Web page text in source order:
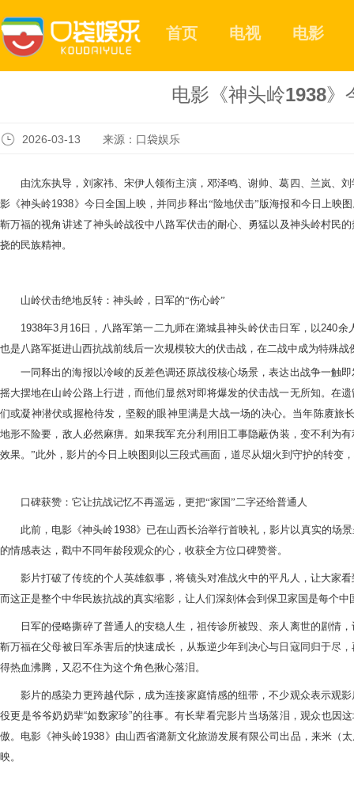
首页 电视 电影
电影《神头岭1938
2026-03-13 来源：口袋娱乐
由沈东执导，刘家祎、宋伊人领衔主演，邓泽鸣、谢帅、葛四、兰岚、
影《神头岭1938》今日全国上映 ，并同步释出“险地伏击”版海报和今日上映
靳万福的视角讲述了神头岭战役中八路军伏击的耐心、勇猛以及神头岭村民的
挠的民族精神。
山岭伏击绝地反转：神头岭，日军的“伤心岭”
1938年3 月 16日，八路军第一二九师在潞城县神头岭伏击日军， 以240余
也是八路军挺进山西抗战前线后一次规模较大的伏击战， 在二战中成为特殊战
一同释出的海报以冷峻的反差色调还原战役核心场景 ，表达出战争一触
摇大摆地在山岭公路上行进，而他们显然对即将爆发的伏击战一无所知。在
们或凝神潜伏或握枪待发，坚毅的眼神里满是大战一场的决心。当年陈赓旅
地形不险要，敌人必然麻痹。如果我军充分利用旧工事隐蔽伪装，变不利为
效果。 ”此外，影片的今日上映图则以三段式画面，道尽从烟火到守护的转变
口碑获赞：它让抗战记忆不再遥远，更把“家国”二字还给普通人
此前，电影《神头岭1938》已在山西长治举行首映礼，影片以真实的场
的情感表达，戳中不同年龄段观众的心 ，收获全方位口碑赞誉。
影片打破了传统的个人英雄叙事，将镜头对准战火中的平凡人，让大家
而这正是整个中华民族抗战的真实缩影， 让人们深刻 体会到保卫家国是每个中
日军的侵略撕碎了普通人的安稳人生，祖传诊所被毁、亲人 离世的剧情
靳万福在父母被日军杀害后的快速成长，从叛逆少年到决心与 日寇同归于尽
得热血沸腾，又忍不住为这个角色揪心落泪。
影片的感染力更跨越代际，成为连接家庭情感的纽带，不少观众表示观
役更是爷爷奶奶辈“如数家珍”的往事。 有长辈看完影片当场落泪，观众也因
傲。 电影《神头岭1938》由山西省潞新文化旅游发展有限公司出品，来米（
映。